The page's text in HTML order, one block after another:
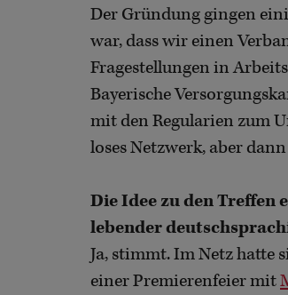
Der Gründung gingen
war, dass wir einen
Fragestellungen in
Bayerische
mit den Regularien zum
loses Netzwerk, aber
Die Idee zu den
lebender
Ja, stimmt. Im Netz hatte
einer Premierenfeier mit